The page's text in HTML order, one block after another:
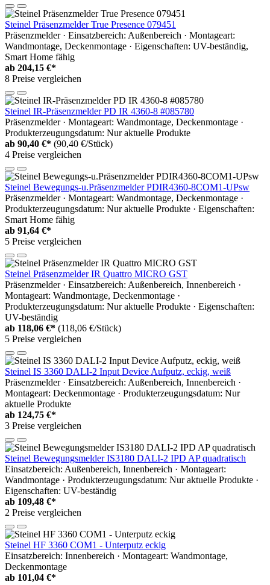
Steinel Präsenzmelder True Presence 079451
Präsenzmelder · Einsatzbereich: Außenbereich · Montageart:
Wandmontage, Deckenmontage · Eigenschaften: UV-beständig,
Smart Home fähig
ab 204,15 €*
8 Preise vergleichen
Steinel IR-Präsenzmelder PD IR 4360-8 #085780
Präsenzmelder · Montageart: Wandmontage, Deckenmontage ·
Produkterzeugungsdatum: Nur aktuelle Produkte
ab 90,40 €* (90,40 €/Stück)
4 Preise vergleichen
Steinel Bewegungs-u.Präsenzmelder PDIR4360-8COM1-UPsw
Präsenzmelder · Montageart: Wandmontage, Deckenmontage ·
Produkterzeugungsdatum: Nur aktuelle Produkte · Eigenschaften:
Smart Home fähig
ab 91,64 €*
5 Preise vergleichen
Steinel Präsenzmelder IR Quattro MICRO GST
Präsenzmelder · Einsatzbereich: Außenbereich, Innenbereich ·
Montageart: Wandmontage, Deckenmontage ·
Produkterzeugungsdatum: Nur aktuelle Produkte · Eigenschaften:
UV-beständig
ab 118,06 €* (118,06 €/Stück)
5 Preise vergleichen
Steinel IS 3360 DALI-2 Input Device Aufputz, eckig, weiß
Präsenzmelder · Einsatzbereich: Außenbereich, Innenbereich ·
Montageart: Deckenmontage · Produkterzeugungsdatum: Nur
aktuelle Produkte
ab 124,75 €*
3 Preise vergleichen
Steinel Bewegungsmelder IS3180 DALI-2 IPD AP quadratisch
Einsatzbereich: Außenbereich, Innenbereich · Montageart:
Wandmontage · Produkterzeugungsdatum: Nur aktuelle Produkte ·
Eigenschaften: UV-beständig
ab 109,48 €*
2 Preise vergleichen
Steinel HF 3360 COM1 - Unterputz eckig
Einsatzbereich: Innenbereich · Montageart: Wandmontage,
Deckenmontage
ab 101,04 €*